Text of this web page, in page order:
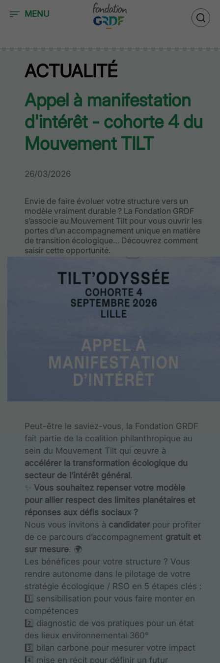
MENU
ACTUALITÉ
Appel à manifestation
d'intérêt - cohorte 4 du
Mouvement TILT
26/03/2026
Envie de faire évoluer votre structure vers un
modèle vraiment durable ? La Fondation GRDF
s’associe au Mouvement Tilt pour vous ouvrir les
portes d’un accompagnement unique en matière
de transition écologique… Découvrez comment
saisir cette opportunité.
Peut-être le saviez-vous, la Fondation GRDF
fait partie de la coalition philanthropique au
sein du Mouvement Tilt qui œuvre à
accélérer la transformation écologique du
secteur de l’intérêt général .
✨ Vous souhaitez repenser votre modèle
pour allier respect des limites planétaires et
réponses aux défis sociaux ?
Nous vous invitons à candidaterpour profiter
de ce parcours d’accompagnement gratuit et
sur mesure. 🌍
Les bénéfices pour votre structure ? Vous
rendre autonome dans le pilotage de votre
stratégie écologique / RSO en 5 étapes clés :
1️⃣ sensibilisation pour vous faire monter en
compétences
2️⃣ diagnostic de vos pratiques pour un état
des lieux environnemental 360°
3️⃣ bilan carbone pour mesurer votre impact
4️⃣ mise en récit pour définir un futur